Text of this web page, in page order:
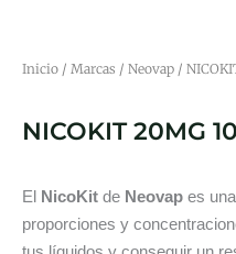
Inicio / Marcas / Neovap /
NICOKIT 20MG
El NicoKit de Neovap es
proporciones y